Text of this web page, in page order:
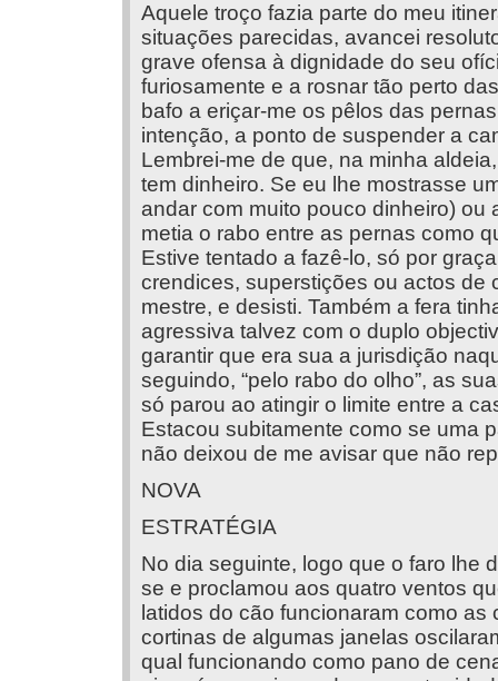
Aquele troço fazia parte do meu
situações parecidas, avancei
grave ofensa à dignidade do seu
furiosamente e a rosnar tão perto
bafo a eriçar-me os pêlos das
intenção, a ponto de suspender a
Lembrei-me de que, na minha
tem dinheiro. Se eu lhe mostrasse
andar com muito pouco dinheiro) ou
metia o rabo entre as pernas como
Estive tentado a fazê-lo, só por
crendices, superstições ou actos de
mestre, e desisti. Também a fera
agressiva talvez com o duplo
garantir que era sua a jurisdição
seguindo, “pelo rabo do olho”, as
só parou ao atingir o limite entre a
Estacou subitamente como se uma
não deixou de me avisar que não
NOVA
ESTRATÉGIA
No dia seguinte, logo que o faro lhe
se e proclamou aos quatro ventos
latidos do cão funcionaram como
cortinas de algumas janelas
qual funcionando como pano de